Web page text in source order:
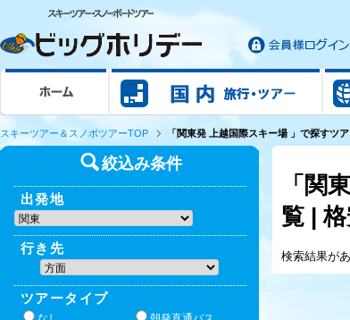
ホーム 国内
スキーツアー＆スノボツアーTOP 「関東発 上越国際スキー場 」で探すツ
絞込み条件
出発地
行き先
ツアータイプ
「関
覧 |
検索結果が